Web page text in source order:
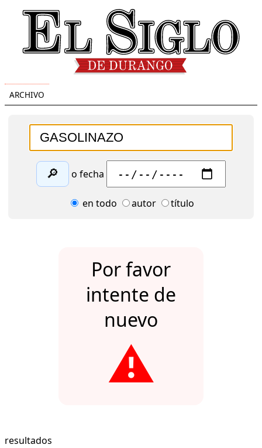
ARCHIVO
🔎 o fecha
en todo autor título
Por favor
intente de
nuevo
⚠️
resultados